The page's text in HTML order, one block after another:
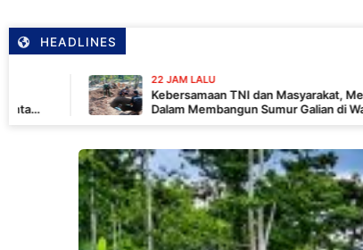
HEADLINES
22 JAM LALU
Kebersamaan TNI dan Masyarakat, Menjadi Kekuatan TMMD
Dalam Membangun Sumur Galian di Wanam